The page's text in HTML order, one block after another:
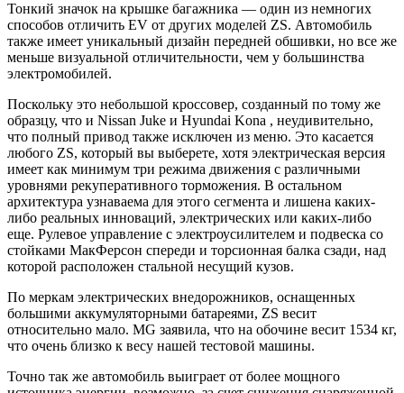
Тонкий значок на крышке багажника — один из немногих
способов отличить EV от других моделей ZS. Автомобиль
также имеет уникальный дизайн передней обшивки, но все же
меньше визуальной отличительности, чем у большинства
электромобилей.
Поскольку это небольшой кроссовер, созданный по тому же
образцу, что и Nissan Juke и Hyundai Kona , неудивительно,
что полный привод также исключен из меню. Это касается
любого ZS, который вы выберете, хотя электрическая версия
имеет как минимум три режима движения с различными
уровнями рекуперативного торможения. В остальном
архитектура узнаваема для этого сегмента и лишена каких-
либо реальных инноваций, электрических или каких-либо
еще. Рулевое управление с электроусилителем и подвеска со
стойками МакФерсон спереди и торсионная балка сзади, над
которой расположен стальной несущий кузов.
По меркам электрических внедорожников, оснащенных
большими аккумуляторными батареями, ZS весит
относительно мало. MG заявила, что на обочине весит 1534 кг,
что очень близко к весу нашей тестовой машины.
Точно так же автомобиль выиграет от более мощного